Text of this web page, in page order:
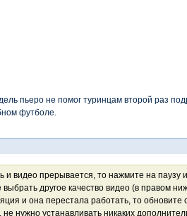
пьеро не помог туринцам второй раз
футболе.
и видео прерывается, то нажмите на паузу
другое качество видео (в правом
и она перестала работать, то обновите
нужно устанавливать никаких